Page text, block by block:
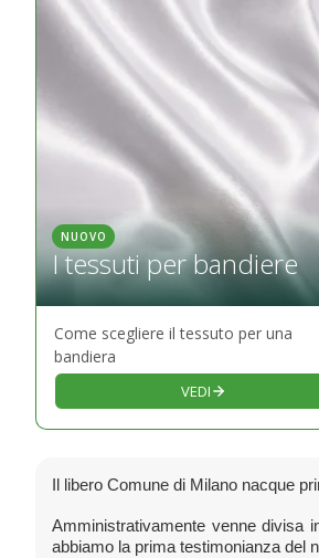
NUOVO
I tessuti per bandiere
Come scegliere il tessuto per una
bandiera
VEDI
Il libero Comune di Milano nacque
Amministrativamente venne divisa
abbiamo la prima testimonianza del